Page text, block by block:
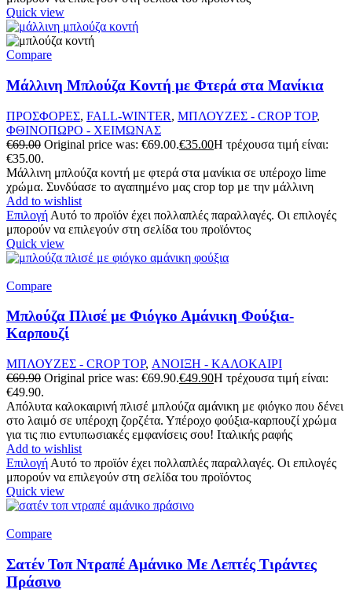
Quick view
Compare
Μάλλινη Μπλούζα Κοντή με Φτερά στα Μανίκια
ΠΡΟΣΦΟΡΕΣ, FALL-WINTER, ΜΠΛΟΥΖΕΣ - CROP TOP,
ΦΘΙΝΟΠΩΡΟ - ΧΕΙΜΩΝΑΣ
€69.00 Original price was: €69.00.€35.00Η τρέχουσα τιμή είναι:
€35.00.
Μάλλινη μπλούζα κοντή με φτερά στα μανίκια σε υπέροχο lime
χρώμα. Συνδύασε το αγαπημένο μας crop top με την μάλλινη
Add to wishlist
Επιλογή Αυτό το προϊόν έχει πολλαπλές παραλλαγές. Οι επιλογές
μπορούν να επιλεγούν στη σελίδα του προϊόντος
Quick view
Compare
Μπλούζα Πλισέ με Φιόγκο Αμάνικη Φούξια-
Καρπουζί
ΜΠΛΟΥΖΕΣ - CROP TOP, ΑΝΟΙΞΗ - ΚΑΛΟΚΑΙΡΙ
€69.90 Original price was: €69.90.€49.90Η τρέχουσα τιμή είναι:
€49.90.
Απόλυτα καλοκαιρινή πλισέ μπλούζα αμάνικη με φιόγκο που δένει
στο λαιμό σε υπέροχη ζορζέτα. Υπέροχο φούξια-καρπουζί χρώμα
για τις πιο εντυπωσιακές εμφανίσεις σου! Ιταλικής ραφής
Add to wishlist
Επιλογή Αυτό το προϊόν έχει πολλαπλές παραλλαγές. Οι επιλογές
μπορούν να επιλεγούν στη σελίδα του προϊόντος
Quick view
Compare
Σατέν Τοπ Ντραπέ Αμάνικο Με Λεπτές Τιράντες
Πράσινο